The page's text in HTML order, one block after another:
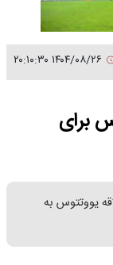
برای
یووتتوس به